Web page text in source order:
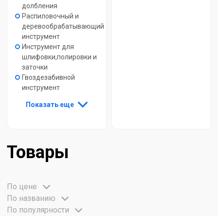
долбления
Распиловочный и
деревообрабатывающий
инструмент
Инструмент для
шлифовки,полировки и
заточки
Гвоздезабивной
инструмент
Показать еще
Товары
По цене
По названию
По популярности